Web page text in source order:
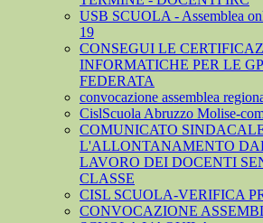
USB SCUOLA - Assemblea
19
CONSEGUI LE
INFORMATICHE PER LE
FEDERATA
convocazione assemblea
CislScuola Abruzzo Molise-
COMUNICATO
L'ALLONTANAMENTO
LAVORO DEI DOCENTI
CLASSE
CISL SCUOLA-VERIFICA
CONVOCAZIONE